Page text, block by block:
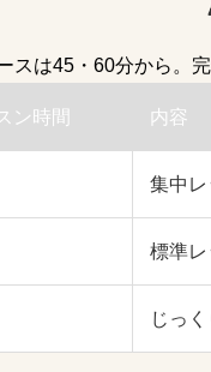
スは45・60分から。
ン時間 内容
集中レ
標準
じっ